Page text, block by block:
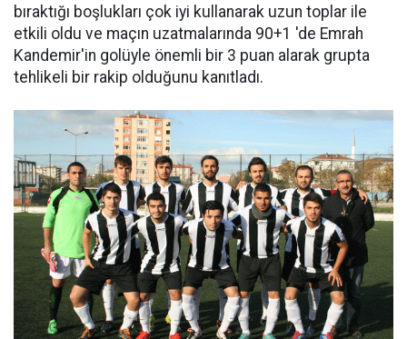
bıraktığı boşlukları çok iyi kullanarak uzun toplar ile
etkili oldu ve maçın uzatmalarında 90+1 'de Emrah
Kandemir'in golüyle önemli bir 3 puan alarak grupta
tehlikeli bir rakip olduğunu kanıtladı.